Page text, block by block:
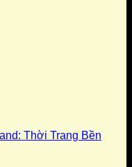
Thời Trang Bền